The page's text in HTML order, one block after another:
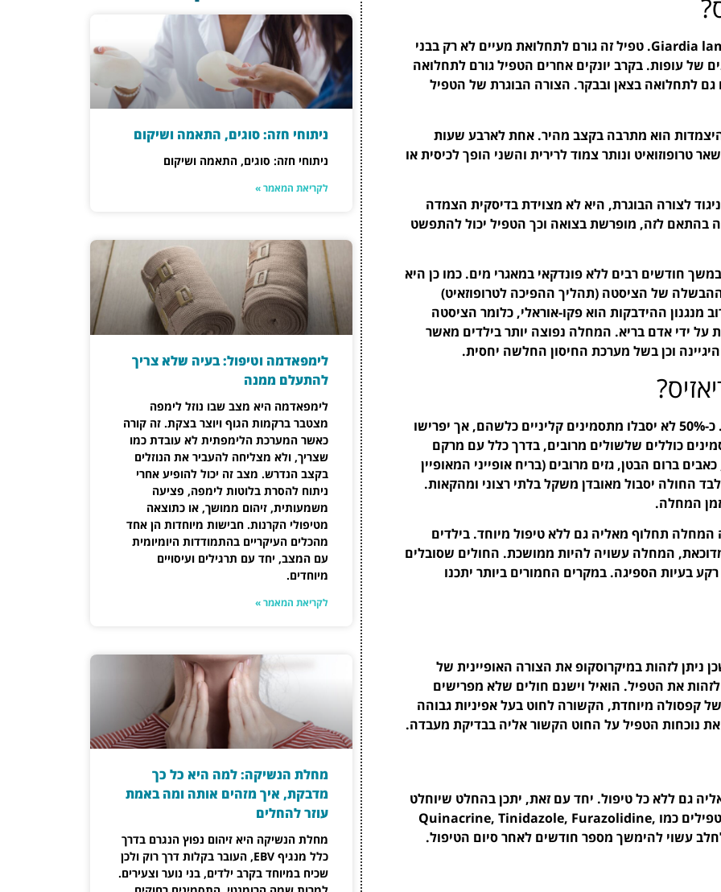
הגורם לג'יארדיאזיס הוא טפיל חד תאי הנקרא Giardia lamblia. טפיל זה גורם לתחלואת מעיים לא רק בבני
של עופות. בקרב יונקים אחרים הטפיל גורם לתחלואה
גם לתחלואה בצאן ובבקר. הצורה הבוגרת של הטפיל
הוא מתרבה בקצב מהיר. אחת לארבע שעות
ונותר צמוד לרירית והשני הופך לכיסית או
לצורה הבוגרת, היא לא מצוידת בדיסקית הצמדה
בהתאם לזה, מופרשת בצואה וכך הטפיל יכול להתפשט
חודשים רבים ללא פונדקאי במאגרי מים. כמו כן היא
של הציסטה (תהליך ההפיכה לטרופוזאיט)
ההידבקות הוא פקו-אוראלי, כלומר הציסטה
ידי אדם בריא. המחלה נפוצה יותר בילדים מאשר
וכן בשל מערכת החיסון החלשה יחסית.
תקופת הדגירה של הטפיל נעה בין שבוע לשבועיים. כ-50% לא יסבלו מתסמינים קליניים כלשהם, אך יפרישו
כוללים שלשולים מרובים, בדרך כלל עם מרקם
ברום הבטן, גזים מרובים (בריח אופייני המאופיין
החולה יסבול מאובדן משקל בלתי רצוני ומהקאות.
המחלה.
תחלוף מאליה גם ללא טיפול מיוחד. בילדים
המחלה עשויה להיות ממושכת. החולים שסובלים
בעיות הספיגה. במקרים החמורים ביותר יתכנו
ניתן לזהות במיקרוסקופ את הצורה האופיינית של
את הטפיל. הואיל וישנם חולים שלא מפרישים
קפסולה מיוחדת, הקשורה לחוט בעל אפיניות גבוהה
נוכחות הטפיל על החוט הקשור אליה בבדיקת מעבדה.
גם ללא כל טיפול. יחד עם זאת, יתכן בהחלט שיוחלט
לתת לחולה טיפול תרופתי המבוסס על תרופות נגד טפילים כמו Quinacrine, Tinidazole, Furazolidine,
ניתוחי חזה: סוגים, התאמה ושיקום
ניתוחי חזה: סוגים, התאמה ושיקום
לקריאת המאמר »
לימפאדמה וטיפול: בעיה שלא צריך
להתעלם ממנה
לימפאדמה היא מצב שבו נוזל לימפה
מצטבר ברקמות הגוף ויוצר בצקת. זה קורה
כאשר המערכת הלימפתית לא עובדת כמו
שצריך, ולא מצליחה להעביר את הנוזלים
בקצב הנדרש. מצב זה יכול להופיע אחרי
ניתוח להסרת בלוטות לימפה, פציעה
משמעותית, זיהום ממושך, או כתוצאה
מטיפולי הקרנות. חבישות מיוחדות הן אחד
מהכלים העיקריים בהתמודדות היומיומית
עם המצב, יחד עם תרגילים ועיסויים
מיוחדים.
לקריאת המאמר »
מחלת הנשיקה: למה היא כל כך
מדבקת, איך מזהים אותה ומה באמת
עוזר להחלים
מחלת הנשיקה היא זיהום נפוץ הנגרם בדרך
כלל מנגיף EBV, העובר בקלות דרך רוק ולכן
שכיח במיוחד בקרב ילדים, בני נוער וצעירים.